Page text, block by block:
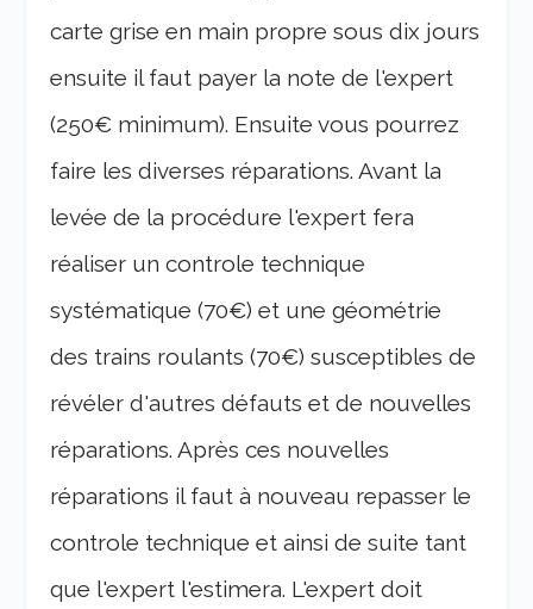
carte grise en main propre sous dix jours
ensuite il faut payer la note de l'expert
(250€ minimum). Ensuite vous pourrez
faire les diverses réparations. Avant la
levée de la procédure l'expert fera
réaliser un controle technique
systématique (70€) et une géométrie
des trains roulants (70€) susceptibles de
révéler d'autres défauts et de nouvelles
réparations. Après ces nouvelles
réparations il faut à nouveau repasser le
controle technique et ainsi de suite tant
que l'expert l'estimera. L'expert doit